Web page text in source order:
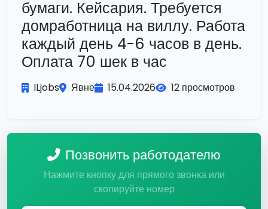
бумаги. Кейсария. Требуется
домработница на виллу. Работа
каждый день 4-6 часов в день.
Оплата 70 шек в час
ILjobs Явне 15.04.2026 12 просмотров
Позвонить работодателю
Нажмите кнопку для прямого звонка или
скопируйте номер